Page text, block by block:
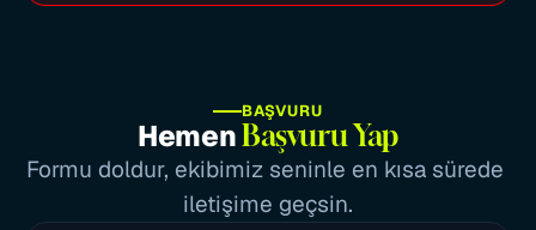
BAŞVURU
Hemen Başvuru Yap
Formu doldur, ekibimiz seninle en kısa sürede
iletişime geçsin.